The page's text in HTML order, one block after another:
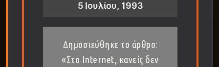
5 Ιουλίου, 1993
Δημοσιεύθηκε το άρθρο:
«Στο Internet, κανείς δεν